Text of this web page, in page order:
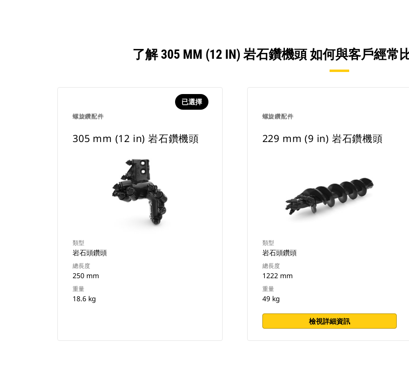
了解 305 MM (12 IN) 岩石鑽機頭 如何與客戶經常
螺旋鑽配件
已選擇
305 mm (12 in) 岩石鑽機頭
類型
岩石頭鑽頭
總長度
250 mm
重量
18.6 kg
螺旋鑽配件
229 mm (9 in) 岩石鑽機頭
類型
岩石頭鑽頭
總長度
1222 mm
重量
49 kg
檢視詳細資訊